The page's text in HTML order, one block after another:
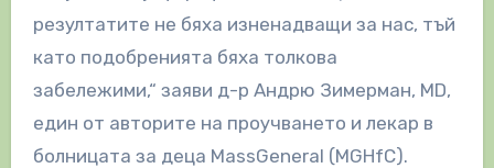
резултатите не бяха изненадващи за нас, тъй
като подобренията бяха толкова
забележими,“ заяви д-р Андрю Зимерман, MD,
един от авторите на проучването и лекар в
болницата за деца MassGeneral (MGHfC).